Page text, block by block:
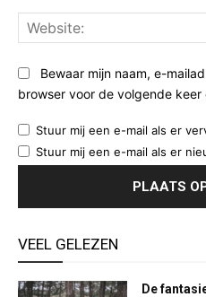
Bewaar mijn naam, e-
browser voor de volgende
Stuur mij een e-mail als er
Stuur mij een e-mail als er
VEEL GELEZEN
De